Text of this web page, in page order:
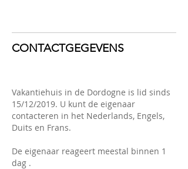
CONTACTGEGEVENS
Vakantiehuis in de Dordogne is lid sinds
15/12/2019. U kunt de eigenaar
contacteren in het Nederlands, Engels,
Duits en Frans.
De eigenaar reageert meestal binnen 1
dag .